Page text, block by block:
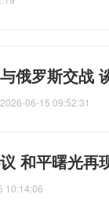
俄罗斯交战
2026-06-15 09:52:31
和平曙光再
10:14:06